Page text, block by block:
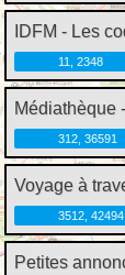
IDFM - Les
11, 2348
Médiathèque
312, 36591
Voyage à
3512, 42494
Petites